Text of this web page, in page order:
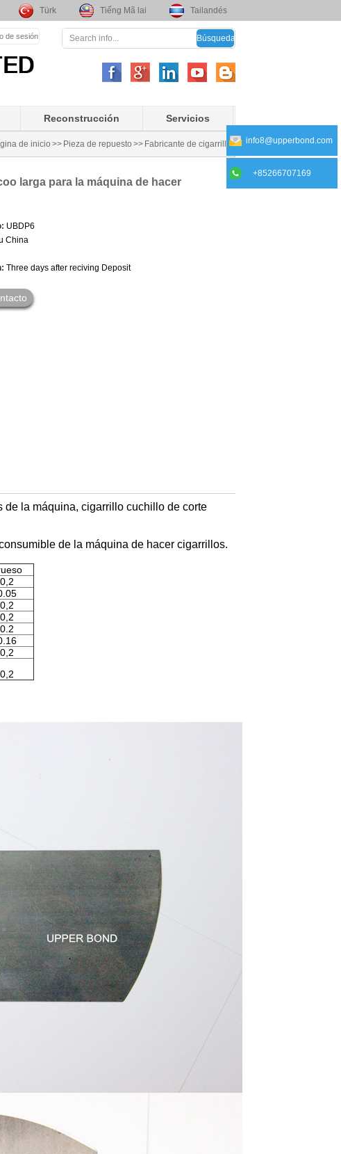
Türk Tiếng Mã lai Tailandés
de sesión
Reconstrucción Servicios
de inicio >> Pieza de repuesto >> Fabricante de cigarrillo
larga para la máquina de hacer
UBDP6
China
Three days after reciving Deposit
de la máquina, cigarrillo cuchillo de corte
de la máquina de hacer cigarrillos.
0,2
0,2
0,2
0.2
0,2
0,2
info8@upperbond.com
+85266707169